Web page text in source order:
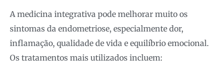
A medicina integrativa pode melhorar muito os
sintomas da endometriose, especialmente dor,
inflamação, qualidade de vida e equilíbrio emocional.
Os tratamentos mais utilizados incluem: